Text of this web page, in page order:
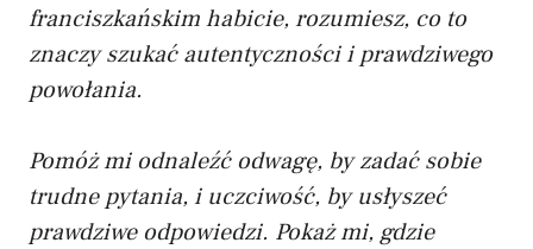
franciszkańskim habicie, rozumiesz, co to
znaczy szukać autentyczności i prawdziwego
powołania.
Pomóż mi odnaleźć odwagę, by zadać sobie
trudne pytania, i uczciwość, by usłyszeć
prawdziwe odpowiedzi. Pokaż mi, gdzie